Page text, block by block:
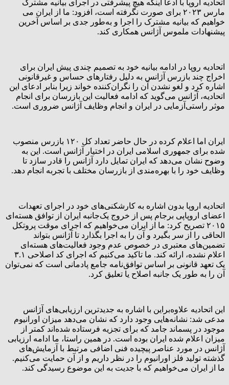
اتحادیه اروپا با ادعا اینکه هیچ پیشرفتی در اجرای بیانیه مشترک
مارس ۲۰۲۳ برای صورت نگرفته است، افزود: ما از ایران می
خواهیم که بیانیه مشترک را اجرا و به‌طور جدی بر اساس آخرین
پیشنهادات ملموس آژانس همکاری کند.
اتحادیه روپا در ادامه بیانیه خود به تصمیم چندی پیش ایران برای
اخراج چند بازرس آژانس به دلیل رفتارهای حساس و غیرقانونی
اشاره کرد و لغو نشدن آن را نگران‌کننده خواند زیرا بنابر ادعای این
اتحادیه، آژانس می‌گوید که ادامه فعالیت این بازرسان برای انجام
موثر راستی‌آزمایی در ایران و انجام وظایف آژانس ضروری است.
ایران اما اعلام کرده در حال حاضر تعداد کل ۱۲۰ بازرس منصوب
شده برای جمهوری اسلامی ایران در اختیار آژانس است. این به
وضوح نشان می‌دهد که ایران تمایل دارد آژانس را قادر سازد تا
وظایف خود را با بهره‌مندی از بازرسان مختلف با تجربه انجام دهد.
اتحادیه اروپا بدون اشاره به کارشکنی‌های خود در اجرای تعهدات
اعضای اروپاپی برجام پس از خروج یک‌جانبه ایران از توافق هسته‌ای
۲۰۱۵ تصریح کرد: ما از ایران می‌خواهیم که اجرای موقت پروتکل
الحاقی را از سر بگیرد و آن را به اجرا بگذارد تا آژانس بتواند
تضمین‌های معتبری در خصوص عدم وجود فعالیت‌های هسته‌ای
اعلام نشده، ارائه کند. ما تاکید می‌کنیم که اجرای کد اصلاحی ۳.۱
یک تعهد قانونی بر اساس توافق‌نامه جامع پادمانی است که نمی‌توان
آن را به طور یک جانبه اصلاح یا تعلیق کرد.
این اتحادیه علاوه‌براین با اشاره به جدیدترین ارزیابی‌های آژانس
مدعی شد: نشانه‌هایی وجود دارد که نشان می‌دهد میزان اورانیوم
موجود در پسماند جامد که برای تجزیه فرستاده شده‌اند کمتر از
میزان اعلام شده ایران بوده است. در همین راستا، ما ادامه ارزیابی
آژانس در مورد عناصر پیچیده فنی اضافی مرتبط با آزمایش‌های
گذشته تولید فلز اورانیوم را در نظر داریم و از آن حمایت می‌کنیم.
ما از ایران می‌خواهیم که با جدیت به این موضوع رسیدگی کند.